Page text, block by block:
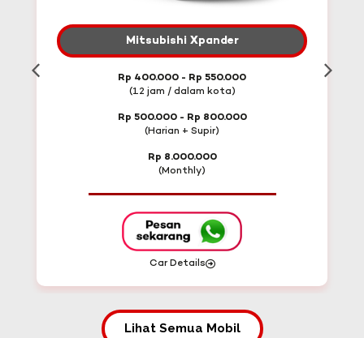
Mitsubishi Xpander
Rp 400.000 - Rp 550.000
(12 jam / dalam kota)
Rp 500.000 - Rp 800.000
(Harian + Supir)
Rp 8.000.000
(Monthly)
Car Details
Lihat Semua Mobil